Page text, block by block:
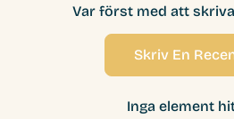
Var först med att
Skriv En
Inga element